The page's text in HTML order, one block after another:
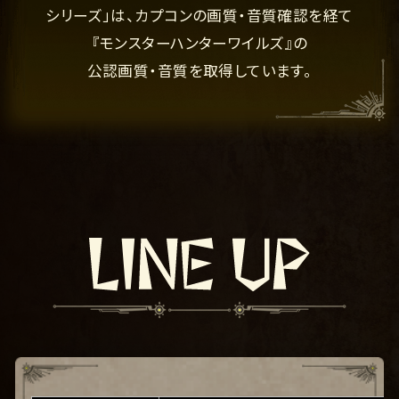
シリーズ」は、カプコンの画質・音質確認を経て
『モンスターハンターワイルズ』の
公認画質・音質を取得しています。